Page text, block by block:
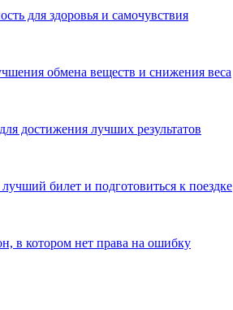
для здоровья и самочувствия
обмена веществ и снижения веса
достижения лучших результатов
билет и подготовиться к поездке
в котором нет права на ошибку